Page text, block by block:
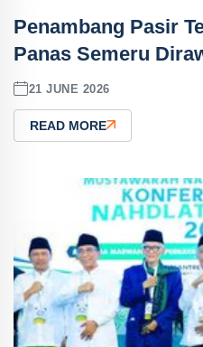
Penambang Pasir
Panas Semeru
21 JUNE 2026
READ MORE